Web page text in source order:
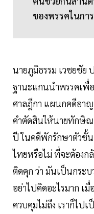
ของพรรคในกา
นายภูมิธรรม เวชยชั
ฐานะแกนนำพรรคเพื่
ศาลฎีกา แผนกคดีอาญ
คำตัดสินให้นายทักษิณ
ปี ในคดีพักรักษาตัวชั้
ไทยหรือไม่ ที่จะต้อง
ติดคุก ว่า มันเป็นกระ
อย่าไปคิดอะไรมาก เมื่
ควบคุมไม่ถึง เราก็ไป